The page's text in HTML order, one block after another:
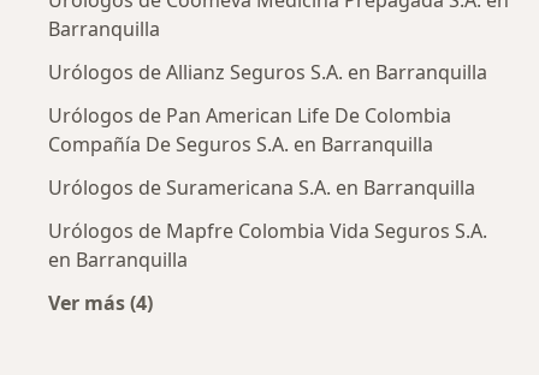
Barranquilla
Urólogos de Allianz Seguros S.A. en Barranquilla
Urólogos de Pan American Life De Colombia
Compañía De Seguros S.A. en Barranquilla
Urólogos de Suramericana S.A. en Barranquilla
Urólogos de Mapfre Colombia Vida Seguros S.A.
en Barranquilla
Ver más (4)